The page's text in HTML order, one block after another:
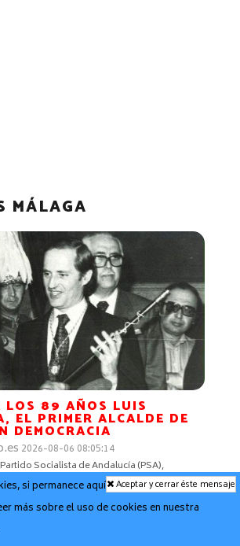
MÁLAGA
LOS 89 AÑOS LUIS
EL PRIMER ALCALDE DE
DEMOCRACIA
2026-08-06 08:05:14
Socialista de Andalucía (PSA),
del Partido Andalucista, y diputado en el
la legislatura constituyente surgida de las
y parlamentario andaluz. Luis Uruñuela,
Aceptar y cerrar éste mensaje
si permanece aquí
más sobre el uso de cookies en nuestra